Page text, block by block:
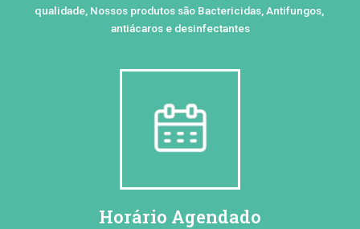
qualidade, Nossos produtos são Bactericidas, Antifungos,
antiácaros e desinfectantes
Horário Agendado